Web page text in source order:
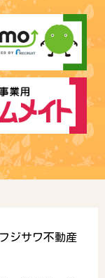
ジサワ不動産